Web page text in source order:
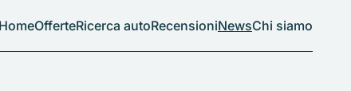
HomeOfferteRicerca autoRecensioniNewsChi siamo